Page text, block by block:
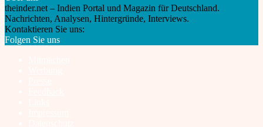
theinder.net – Indien Portal und Magazin für Deutschland.
Nachrichten, Analysen, Hintergründe, Interviews.
Kontaktieren Sie uns:
Folgen Sie uns